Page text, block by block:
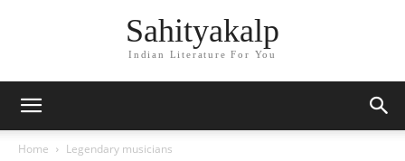
Sahityakalp
Indian Literature For You
Home Legendary musicians